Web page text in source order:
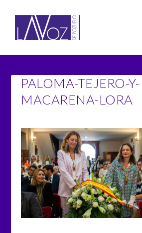
PALOMA-TEJERO-Y-
MACARENA-LORA